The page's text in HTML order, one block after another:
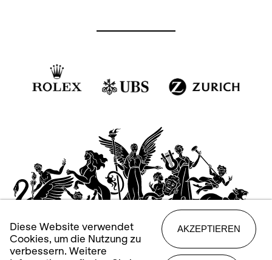
Diese Website verwendet
Cookies, um die Nutzung zu
verbessern. Weitere
AKZEPTIEREN